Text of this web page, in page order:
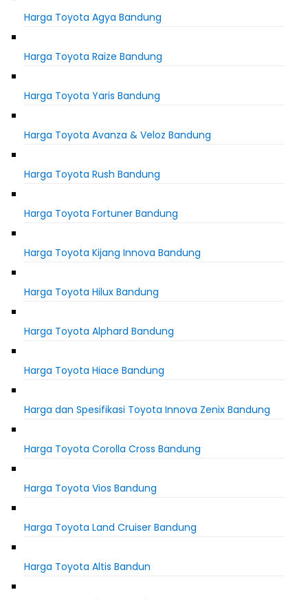
Harga Toyota Agya Bandung
Harga Toyota Raize Bandung
Harga Toyota Yaris Bandung
Harga Toyota Avanza & Veloz Bandung
Harga Toyota Rush Bandung
Harga Toyota Fortuner Bandung
Harga Toyota Kijang Innova Bandung
Harga Toyota Hilux Bandung
Harga Toyota Alphard Bandung
Harga Toyota Hiace Bandung
Harga dan Spesifikasi Toyota Innova Zenix Bandung
Harga Toyota Corolla Cross Bandung
Harga Toyota Vios Bandung
Harga Toyota Land Cruiser Bandung
Harga Toyota Altis Bandun